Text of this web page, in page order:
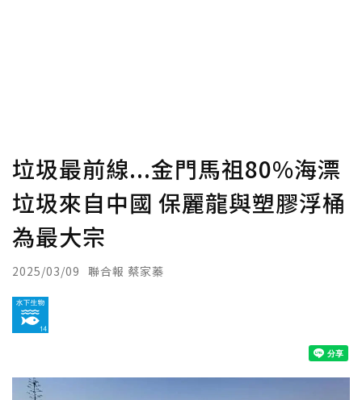
垃圾最前線...金門馬祖80%海漂
垃圾來自中國 保麗龍與塑膠浮桶
為最大宗
2025/03/09 聯合報 蔡家蓁